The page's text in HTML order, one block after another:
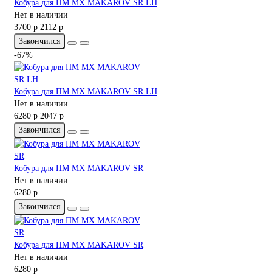
Кобура для ПМ MX MAKAROV SR LH
Нет в наличии
3700 р 2112 р
Закончился
-67%
Кобура для ПМ MX MAKAROV SR LH
Нет в наличии
6280 р 2047 р
Закончился
Кобура для ПМ MX MAKAROV SR
Нет в наличии
6280 р
Закончился
Кобура для ПМ MX MAKAROV SR
Нет в наличии
6280 р